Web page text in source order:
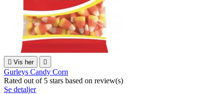
 Vis her 
Gurleys Candy Corn
Rated out of 5 stars based on review(s)
Se detaljer